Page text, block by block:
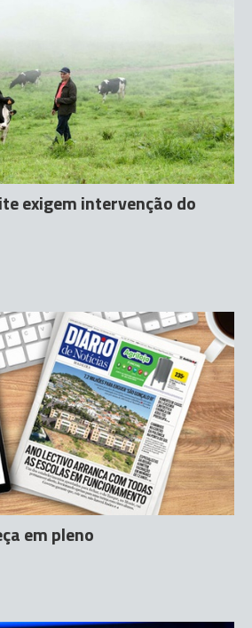
exigem intervenção do
em pleno